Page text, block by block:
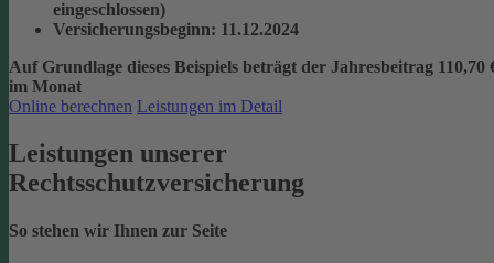
eingeschlossen)
Versicherungsbeginn: 11.12.2024
Auf Grundlage dieses Beispiels beträgt der Jahresbeitrag 110,70
im Monat
Online berechnen Leistungen im Detail
Leistungen unserer
Rechtsschutzversicherung
So stehen wir Ihnen zur Seite